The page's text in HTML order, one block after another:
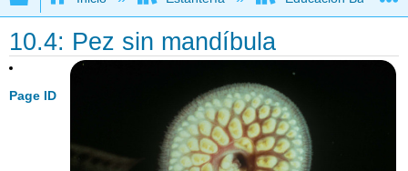
10.4: Pez sin mandíbula
Page ID